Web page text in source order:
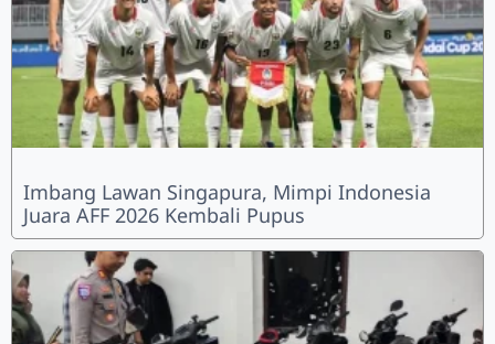
Imbang Lawan Singapura, Mimpi Indonesia
Juara AFF 2026 Kembali Pupus